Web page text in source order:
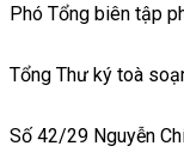
Phó Tổng biên tập
Tổng Thư ký toà
Số 42/29 Nguyễn